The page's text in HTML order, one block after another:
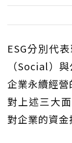
ESG分別代
（Social）
企業永續經
對上述三大
對企業的資金